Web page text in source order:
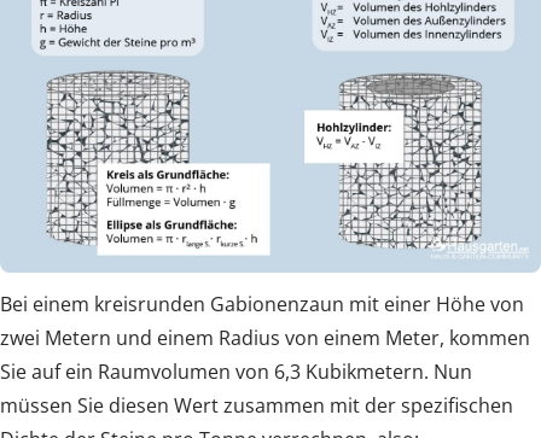
Bei einem kreisrunden Gabionenzaun mit einer Höhe von
zwei Metern und einem Radius von einem Meter, kommen
Sie auf ein Raumvolumen von 6,3 Kubikmetern. Nun
müssen Sie diesen Wert zusammen mit der spezifischen